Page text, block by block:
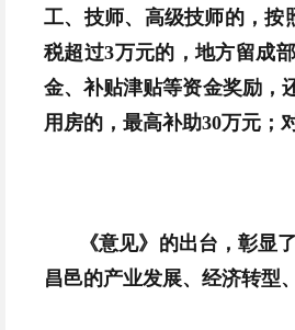
工、技师、高级技师的，按
税超过3万元的，地方留成
金、补贴津贴等资金奖励，
用房的，最高补助30万元；
《意见》的出台，彰显
昌邑的产业发展、经济转型